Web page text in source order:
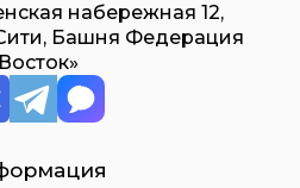
набережная 12,
Башня Федерация